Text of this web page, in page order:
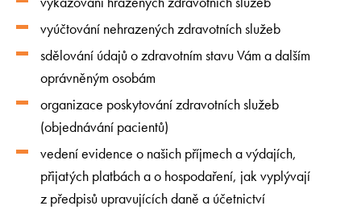
vyúčtování nehrazených zdravotních služeb
sdělování údajů o zdravotním stavu Vám a dalším
oprávněným osobám
organizace poskytování zdravotních služeb
(objednávání pacientů)
vedení evidence o našich příjmech a výdajích,
přijatých platbách a o hospodaření, jak vyplývají
z předpisů upravujících daně a účetnictví